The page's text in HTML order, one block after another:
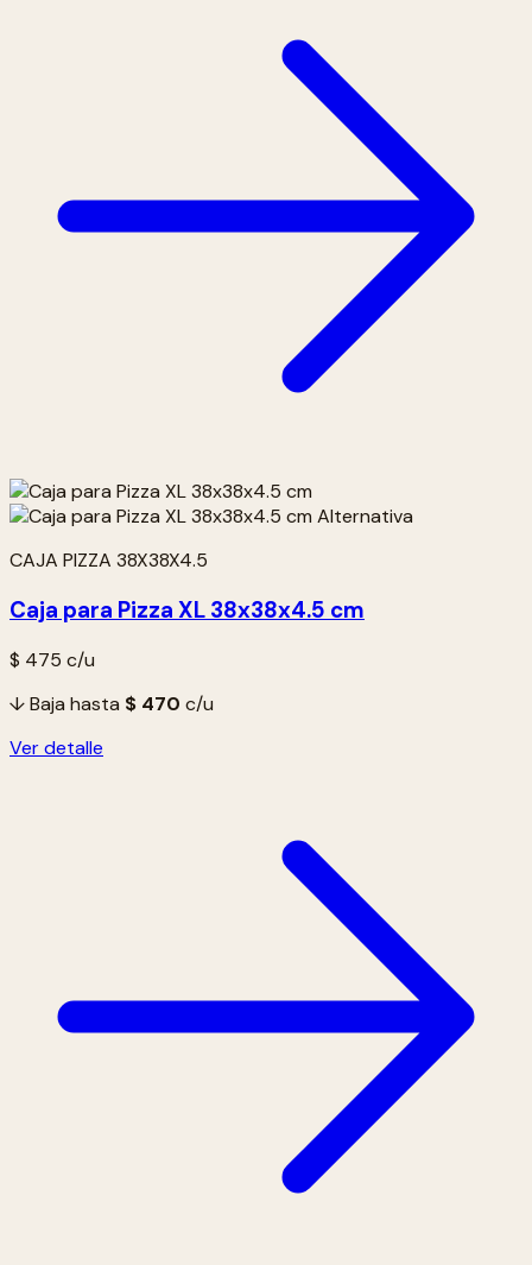
CAJA PIZZA 38X38X4.5
Caja para Pizza XL 38x38x4.5 cm
$ 475 c/u
↓ Baja hasta $ 470 c/u
Ver detalle